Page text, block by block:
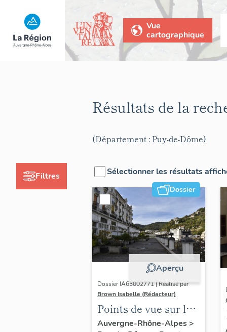
Vue
cartographique
Filtres
Résultats de la
(Département : Puy-de-Dôme)
Sélectionner les résultats
Dossier
Aperçu
Dossier IA63002771 | Réalisé par
Brown Isabelle (Rédacteur)
Points de vue sur le
paysage thermal
Auvergne-Rhône-Alpes>